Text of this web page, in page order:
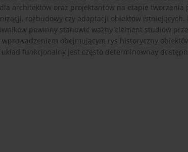
architektów oraz projektantów na etapie tworzenia
rozbudowy czy adaptacji obiektów istniejących.
powinny stanowić ważny element studiów
obejmującym rys historyczny
funkcjonalny jest często determinownay